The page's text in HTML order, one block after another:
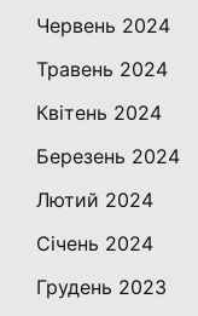
Червень 2024
Травень 2024
Квітень 2024
Березень 2024
Лютий 2024
Січень 2024
Грудень 2023